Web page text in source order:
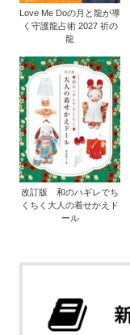
Love Me Doの月と龍が導
く守護龍占術 2027 祈の
龍
改訂版 和のハギレでち
くちく大人の着せかえド
ール